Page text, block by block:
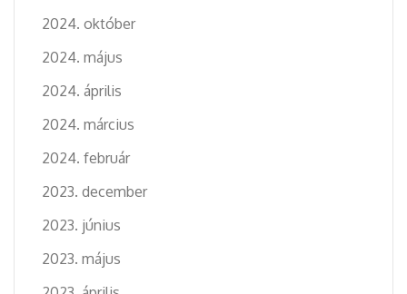
2024. október
2024. május
2024. április
2024. március
2024. február
2023. december
2023. június
2023. május